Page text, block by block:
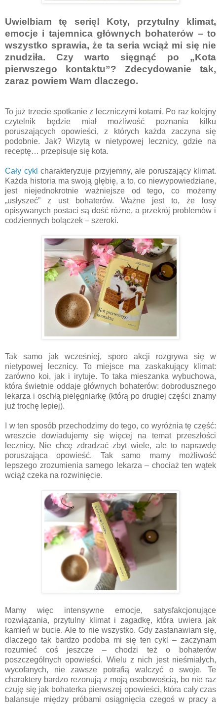
Uwielbiam tę serię! Koty, przytulny klimat,
emocje i tajemnica głównych bohaterów – to
wszystko sprawia, że ta seria wciąż mi się nie
znudziła. Czy warto sięgnąć po „Kota
pierwszego kontaktu”? Zdecydowanie tak,
zaraz powiem Wam dlaczego.
To już trzecie spotkanie z leczniczymi kotami. Po raz kolejny
czytelnik będzie miał możliwość poznania kilku
poruszających opowieści, z których każda zaczyna się
podobnie. Jak? Wizytą w nietypowej lecznicy, gdzie na
receptę… przepisuje się kota.
Cały cykl charakteryzuje przyjemny, ale poruszający klimat.
Każda historia ma swoją głębię, a to, co niewypowiedziane,
jest niejednokrotnie ważniejsze od tego, co możemy
„usłyszeć” z ust bohaterów. Ważne jest to, że losy
opisywanych postaci są dość różne, a przekrój problemów i
codziennych bolączek – szeroki.
Tak samo jak wcześniej, sporo akcji rozgrywa się w
nietypowej lecznicy. To miejsce ma zaskakujący klimat:
zarówno koi, jak i irytuje. To taka mieszanka wybuchowa,
która świetnie oddaje głównych bohaterów: dobrodusznego
lekarza i oschłą pielęgniarkę (którą po drugiej części znamy
już trochę lepiej).
I w ten sposób przechodzimy do tego, co wyróżnia tę część:
wreszcie dowiadujemy się więcej na temat przeszłości
lecznicy. Nie chcę zdradzać zbyt wiele, ale to naprawdę
poruszająca opowieść. Tak samo mamy możliwość
lepszego zrozumienia samego lekarza – chociaż ten wątek
wciąż czeka na rozwinięcie.
Mamy więc intensywne emocje, satysfakcjonujące
rozwiązania, przytulny klimat i zagadkę, która uwiera jak
kamień w bucie. Ale to nie wszystko. Gdy zastanawiam się,
dlaczego tak bardzo podoba mi się ten cykl – zaczynam
rozumieć coś jeszcze – chodzi też o bohaterów
poszczególnych opowieści. Wielu z nich jest nieśmiałych,
wycofanych, nie zawsze potrafią walczyć o swoje. Te
charaktery bardzo rezonują z moją osobowością, bo nie raz
czuję się jak bohaterka pierwszej opowieści, która cały czas
balansuje między próbami osiągnięcia czegoś w pracy a